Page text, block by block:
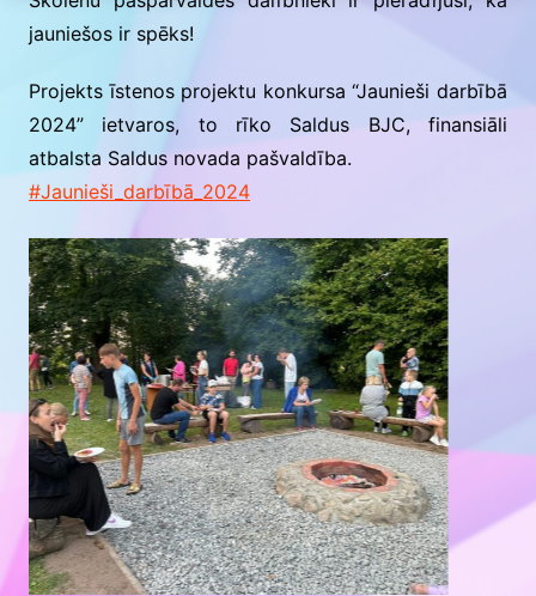
jauniešos ir spēks!
Projekts īstenos projektu konkursa “Jaunieši darbībā
2024” ietvaros, to rīko Saldus BJC, finansiāli
atbalsta Saldus novada pašvaldība.
#Jaunieši_darbībā_2024